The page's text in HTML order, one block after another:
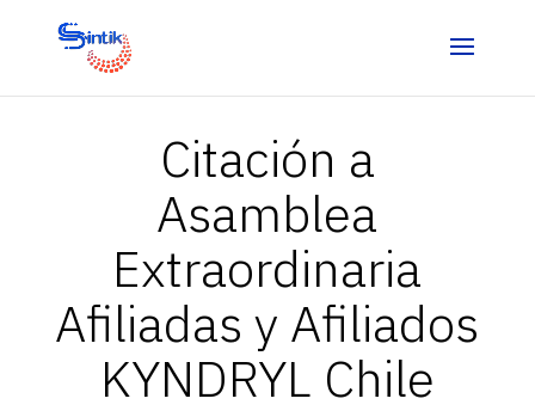
Citación a
Asamblea
Extraordinaria
Afiliadas y Afiliados
KYNDRYL Chile